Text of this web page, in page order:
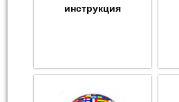
инструкция